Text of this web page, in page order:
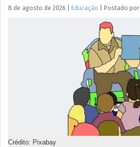
8 de agosto de 2026 Educação Postado por
Crédito: Pixabay